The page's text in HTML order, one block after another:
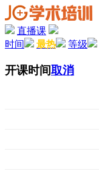
直播课
时间
最热 等级
开课时间取消